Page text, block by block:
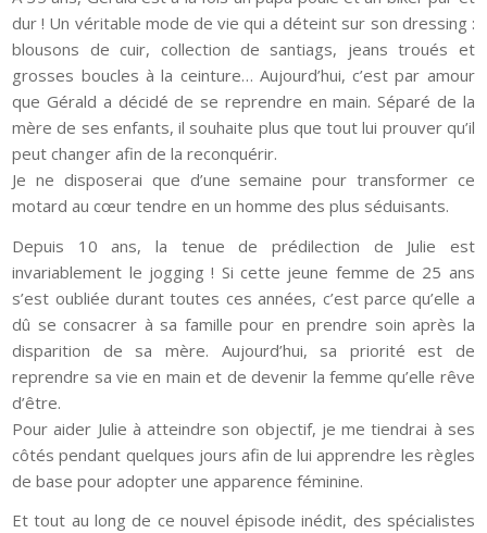
dur ! Un véritable mode de vie qui a déteint sur son dressing :
blousons de cuir, collection de santiags, jeans troués et
grosses boucles à la ceinture… Aujourd’hui, c’est par amour
que Gérald a décidé de se reprendre en main. Séparé de la
mère de ses enfants, il souhaite plus que tout lui prouver qu’il
peut changer afin de la reconquérir.
Je ne disposerai que d’une semaine pour transformer ce
motard au cœur tendre en un homme des plus séduisants.
Depuis 10 ans, la tenue de prédilection de Julie est
invariablement le jogging ! Si cette jeune femme de 25 ans
s’est oubliée durant toutes ces années, c’est parce qu’elle a
dû se consacrer à sa famille pour en prendre soin après la
disparition de sa mère. Aujourd’hui, sa priorité est de
reprendre sa vie en main et de devenir la femme qu’elle rêve
d’être.
Pour aider Julie à atteindre son objectif, je me tiendrai à ses
côtés pendant quelques jours afin de lui apprendre les règles
de base pour adopter une apparence féminine.
Et tout au long de ce nouvel épisode inédit, des spécialistes